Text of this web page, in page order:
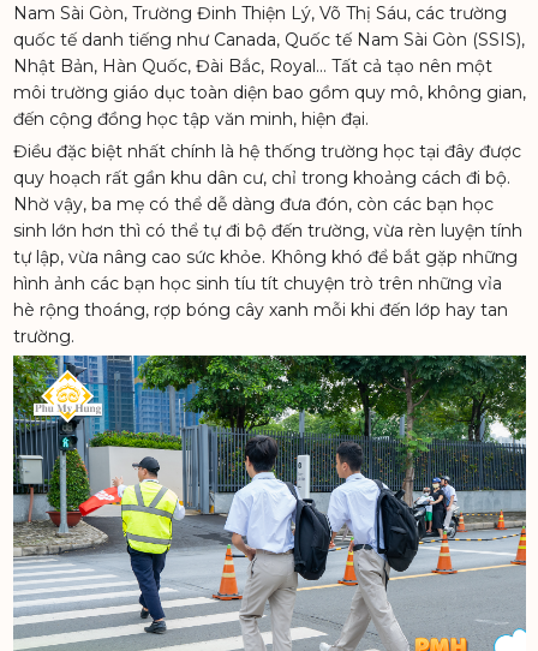
Nam Sài Gòn, Trường Đinh Thiện Lý, Võ Thị Sáu, các trường
quốc tế danh tiếng như Canada, Quốc tế Nam Sài Gòn (SSIS),
Nhật Bản, Hàn Quốc, Đài Bắc, Royal… Tất cả tạo nên một
môi trường giáo dục toàn diện bao gồm quy mô, không gian,
đến cộng đồng học tập văn minh, hiện đại.
Điều đặc biệt nhất chính là hệ thống trường học tại đây được
quy hoạch rất gần khu dân cư, chỉ trong khoảng cách đi bộ.
Nhờ vậy, ba mẹ có thể dễ dàng đưa đón, còn các bạn học
sinh lớn hơn thì có thể tự đi bộ đến trường, vừa rèn luyện tính
tự lập, vừa nâng cao sức khỏe. Không khó để bắt gặp những
hình ảnh các bạn học sinh tíu tít chuyện trò trên những vỉa
hè rộng thoáng, rợp bóng cây xanh mỗi khi đến lớp hay tan
trường.